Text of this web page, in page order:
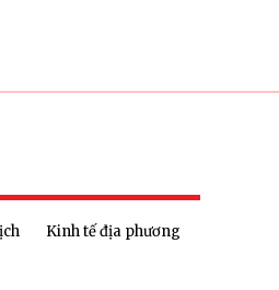
Kinh tế địa phương